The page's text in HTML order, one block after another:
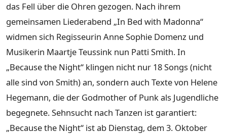
das Fell über die Ohren gezogen. Nach ihrem
gemeinsamen Liederabend „In Bed with Madonna“
widmen sich Regisseurin Anne Sophie Domenz und
Musikerin Maartje Teussink nun Patti Smith. In
„Because the Night“ klingen nicht nur 18 Songs (nicht
alle sind von Smith) an, sondern auch Texte von Helene
Hegemann, die der Godmother of Punk als Jugendliche
begegnete. Sehnsucht nach Tanzen ist garantiert:
„Because the Night“ ist ab Dienstag, dem 3. Oktober